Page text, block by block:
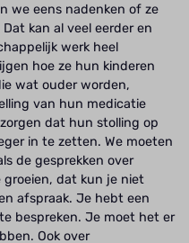
we eens nadenken of ze
kan al veel eerder en
werk heel
hoe ze hun kinderen
wat ouder worden,
van hun medicatie
dat hun stolling op
in te zetten. We moeten
de gesprekken over
groeien, dat kun je niet
afspraak. Je hebt een
bespreken. Je moet het er
Ook over